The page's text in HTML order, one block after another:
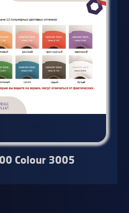
Colour 3005